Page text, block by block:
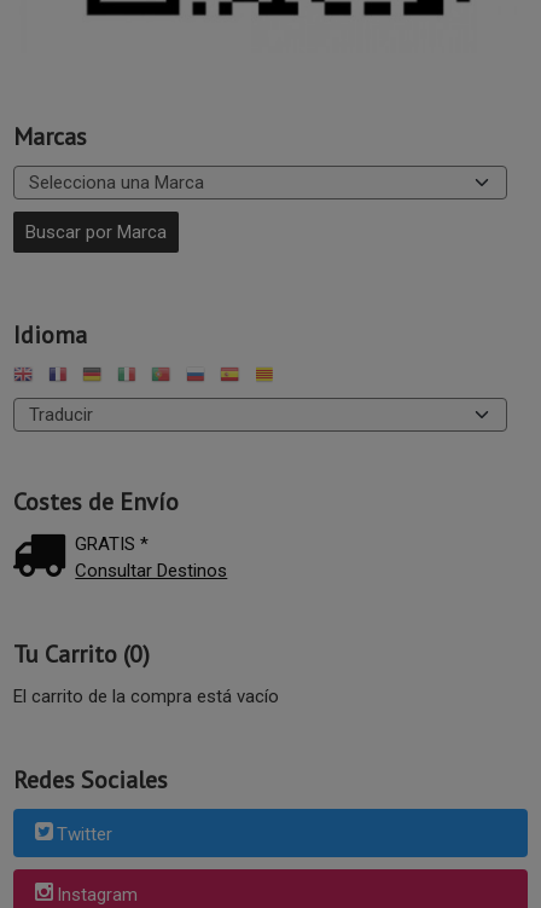
Marcas
Idioma
Costes de Envío
GRATIS *
Consultar Destinos
Tu Carrito (0)
El carrito de la compra está vacío
Redes Sociales
Twitter
Instagram